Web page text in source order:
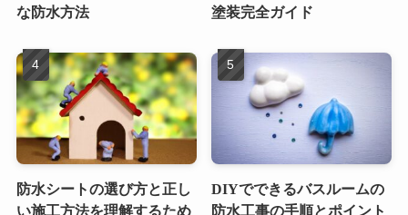
な防水方法
塗装完全ガイド
防水シートの選び方と正し
い施工方法を理解するため
DIYでできるバスルームの
防水工事の手順とポイント